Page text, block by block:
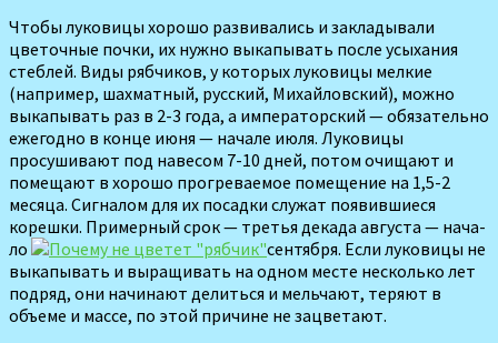
Чтобы луковицы хорошо раз­вивались и закладывали
цветоч­ные почки, их нужно выкапывать после усыхания
стеблей. Виды рябчиков, у которых луковицы мелкие
(например, шахматный, русский, Михайловский), мож­но
выкапывать раз в 2-3 года, а императорский — обязательно
ежегодно в конце июня — нача­ле июля. Луковицы
просушива­ют под навесом 7-10 дней, по­том очищают и
помещают в хо­рошо прогреваемое помещение на 1,5-2
месяца. Сигналом для их посадки служат появивши­еся
корешки. Примерный срок — третья декада августа — нача­
ло
сентября. Если луковицы не
выка­пывать и выращи­вать на одном ме­сте несколько лет
подряд, они начи­нают делиться и мельчают, теряют в
объеме и массе, по этой причине не зацветают.